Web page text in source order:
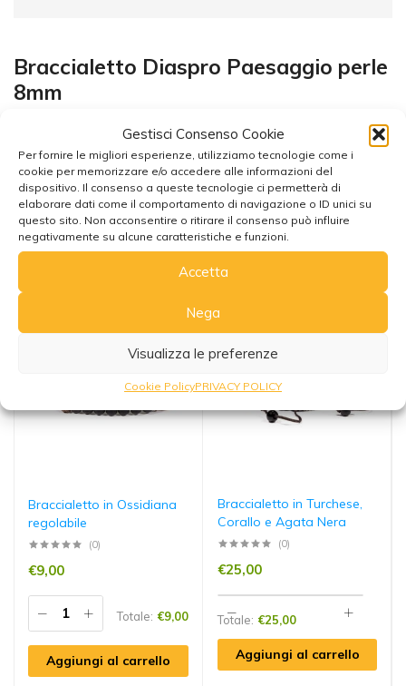
Gestisci Consenso Cookie
Per fornire le migliori esperienze, utilizziamo tecnologie come i
cookie per memorizzare e/o accedere alle informazioni del
dispositivo. Il consenso a queste tecnologie ci permetterà di
elaborare dati come il comportamento di navigazione o ID unici su
questo sito. Non acconsentire o ritirare il consenso può influire
negativamente su alcune caratteristiche e funzioni.
Accetta
Nega
Visualizza le preferenze
Cookie PolicyPRIVACY POLICY
Braccialetto Diaspro Paesaggio perle
8mm
Potrebbe interessarti anche
Braccialetto in Ossidiana
regolabile
(0)
€9,00
Totale: €9,00
Aggiungi al carrello
Braccialetto in Turchese,
Corallo e Agata Nera
(0)
€25,00
Totale: €25,00
Aggiungi al carrello